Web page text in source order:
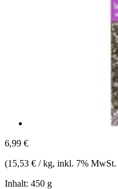
6,99 €
(15,53 € / kg, inkl. 7% MwSt.
Inhalt: 450 g